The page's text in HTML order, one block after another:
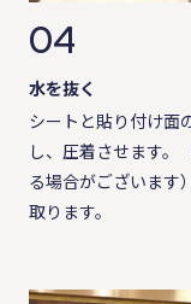
04
水を抜く
シートと貼り付け面
し、圧着させます。
る場合がございます
取ります。